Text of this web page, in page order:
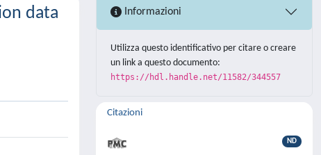
data
Informazioni
Utilizza questo identificativo per citare o creare
un link a questo documento:
https://hdl.handle.net/11582/344557
Citazioni
ND